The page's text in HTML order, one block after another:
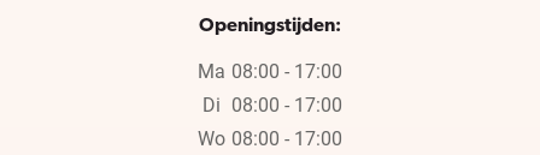
Openingstijden:
Ma 08:00 - 17:00
Di 08:00 - 17:00
Wo 08:00 - 17:00